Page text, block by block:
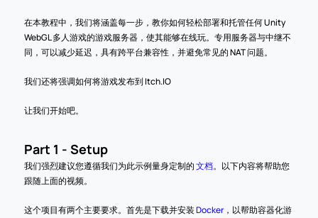
在本教程中，我们将涵盖每一步，教你如何轻松部署和托管任何 Unity
WebGL 多人游戏的游戏服务器，使其能够在线玩。专用服务器与中继不
同，可以减少延迟，具有跨平台兼容性，并避免常见的 NAT 问题。
我们还将强调如何将游戏发布到 Itch.IO
让我们开始吧。
Part 1 - Setup
我们强烈建议您遵循我们为此示例量身定制的 文档。以下内容将帮助您
跟随上面的视频。
这个项目有两个主要要求。首先是下载并安装 Docker，以帮助容器化游